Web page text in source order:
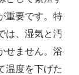
重要です。特
は、湿気と汚
せません。浴
温度を下げた